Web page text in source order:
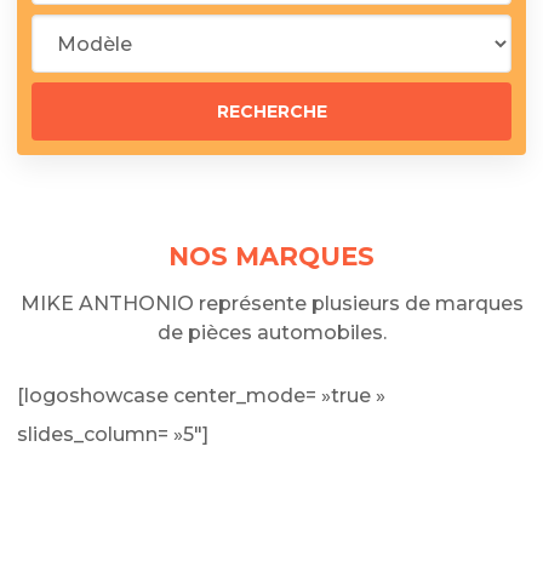
NOS MARQUES
MIKE ANTHONIO représente plusieurs de marques
de pièces automobiles.
[logoshowcase center_mode= »true »
slides_column= »5″]